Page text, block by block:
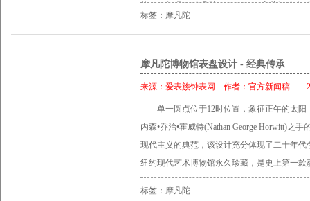
世界时腕表与黑色赛蕾娜腕表的相遇，各自
学紧密相连，成为别具一格的都市情侣。
雅；别具特色的瑞红CALENDOMATIC世界
理想选择。 黑色款赛蕾娜腕表以光滑黑色陶
36毫米超大表壳搭配三指针表盘，12时位置
日期显示窗，10颗璀璨美钻时标耀眼夺目。
藏式折叠表扣。 瑞红CALENDOMATIC世
成。其圆形抛光42毫米表壳配有延长式表耳
致、优美的自动机芯。在防反射蓝宝石水晶
表盘中央为标有世界各地城市名称的旋转圆
内侧为红色缝线，配有精纯不锈钢舌扣；另
自动上链ETA机芯2893-3。 表盘： 哑光黑色
转圆盘，24小时全球时间显示；12时位置饰
新MOVADO DOT经典圆点系列腕表。以圆润
接2014年吧！ 摩凡陀 CERENA™赛蕾娜腕表
的致敬。 2013年，引领时尚潮流的Cerena™
配三指针表盘，12时位置饰有标志性平面太
璀璨美钻时标耀眼夺目。雕刻外观的混合材
发着神秘魅力的全新Cerena™赛蕾娜腕表，搭
米。 机芯： 精密瑞士石英机芯。 表盘： 黑
性平面太阳圆点，6时位置设圆形日期显示窗
标签：摩凡陀
摩凡陀博物馆表盘设计 - 经典传承
来源： 爱表族钟表网 作者： 官方新闻稿
单一圆点位于12时位置，象征正午的太
内森•乔治•霍威特(Nathan George Horwitt)之
现代主义的典范，该设计充分体现了二十年
纽约现代艺术博物馆永久珍藏，是史上第一
表”的美誉。 内森•乔治•霍威特 内森•乔治•霍
标签：摩凡陀